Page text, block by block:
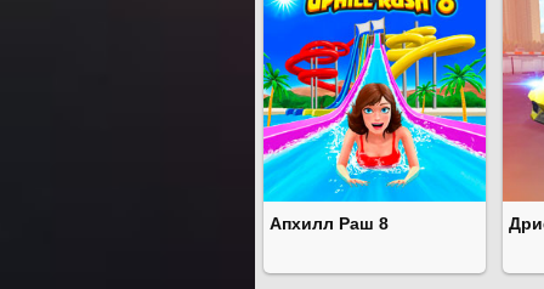
Апхилл Раш 8